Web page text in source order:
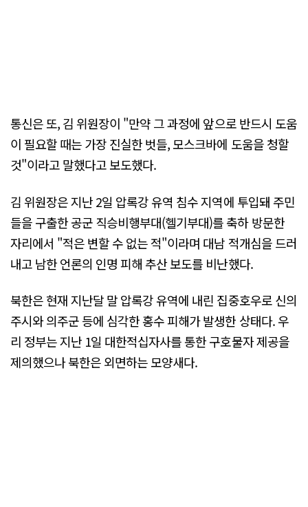
통신은 또, 김 위원장이 "만약 그 과정에 앞으로 반드시 도움
이 필요할 때는 가장 진실한 벗들, 모스크바에 도움을 청할
것"이라고 말했다고 보도했다.
김 위원장은 지난 2일 압록강 유역 침수 지역에 투입돼 주민
들을 구출한 공군 직승비행부대(헬기부대)를 축하 방문한
자리에서 "적은 변할 수 없는 적"이라며 대남 적개심을 드러
내고 남한 언론의 인명 피해 추산 보도를 비난했다.
북한은 현재 지난달 말 압록강 유역에 내린 집중호우로 신의
주시와 의주군 등에 심각한 홍수 피해가 발생한 상태다. 우
리 정부는 지난 1일 대한적십자사를 통한 구호물자 제공을
제의했으나 북한은 외면하는 모양새다.